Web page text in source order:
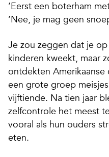
‘Eerst een boterham
‘Nee, je mag geen
Je zou zeggen dat je
kinderen kweekt, maar
ontdekten
een grote groep
vijftiende. Na tien jaar
zelfcontrole het meest
vooral als hun ouders
eten.